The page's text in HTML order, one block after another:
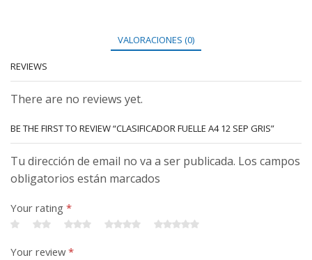
VALORACIONES (0)
REVIEWS
There are no reviews yet.
BE THE FIRST TO REVIEW “CLASIFICADOR FUELLE A4 12 SEP GRIS”
Tu dirección de email no va a ser publicada. Los campos
obligatorios están marcados
Your rating *
Your review*